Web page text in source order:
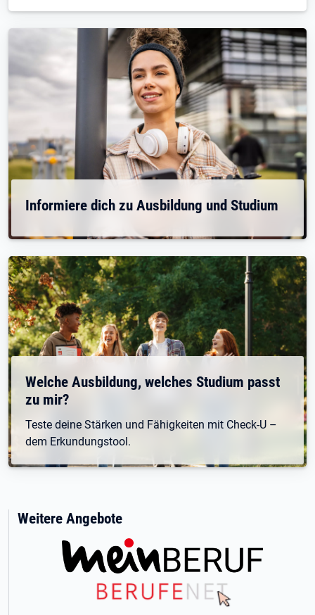
Informiere dich zu Ausbildung und Studium
Welche Ausbildung, welches Studium passt
zu mir?
Teste deine Stärken und Fähigkeiten mit Check-U –
dem Erkundungstool.
Weitere Angebote